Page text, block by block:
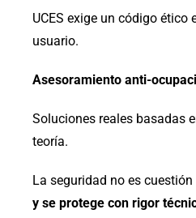
UCES exige un código ético
usuario.
Asesoramiento anti-
Soluciones reales basadas
teoría.
La seguridad no es cuestión
y se protege con rigor